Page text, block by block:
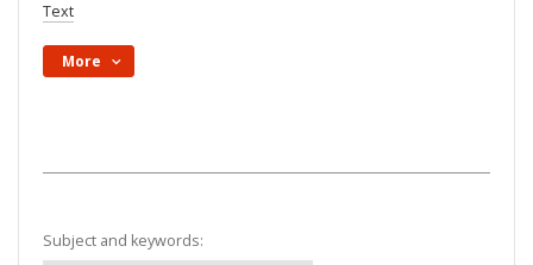
Text
More
Subject and keywords: